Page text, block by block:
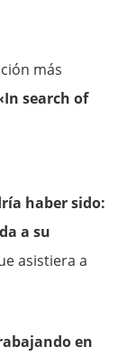
más
search of
haber sido:
a su
asistiera a
en